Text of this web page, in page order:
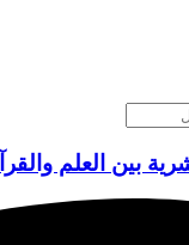
بين العلم